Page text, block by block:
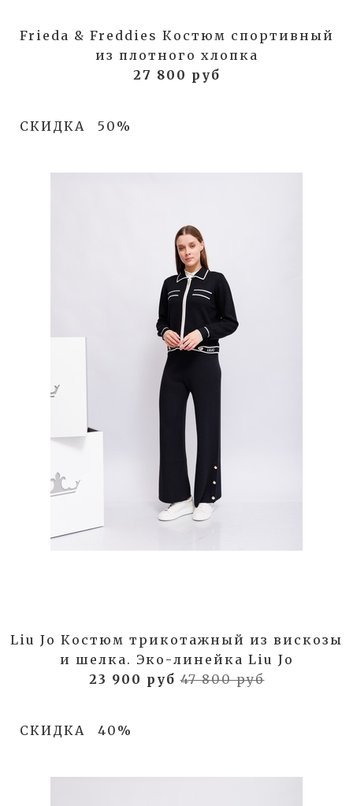
Frieda & Freddies Костюм спортивный
из плотного хлопка
27 800 руб
СКИДКА 50%
Liu Jo Костюм трикотажный из вискозы
и шелка. Эко-линейка Liu Jo
23 900 руб47 800 руб
СКИДКА 40%